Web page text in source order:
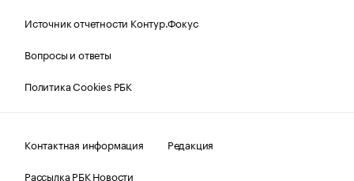
Источник отчетности Контур.Фокус
Вопросы и ответы
Политика Cookies РБК
Контактная информация
Редакция
Рассылка РБК Новости